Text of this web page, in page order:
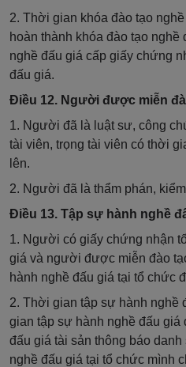
2. Thời gian khóa đào tạo
hoàn thành khóa đào tạo
nghề đấu giá cấp giấy chứng
đấu giá.
Điều 12. Người được miễn
1. Người đã là luật sư, công
tài viên, trọng tài viên có thời
lên.
2. Người đã là thẩm phán,
Điều 13. Tập sự hành nghề
1. Người có giấy chứng nhận
giá và người được miễn đào
hành nghề đấu giá tại tổ chức
2. Thời gian tập sự hành nghề
gian tập sự hành nghề đấu
đấu giá tài sản thông báo
nghề đấu giá tại tổ chức mình